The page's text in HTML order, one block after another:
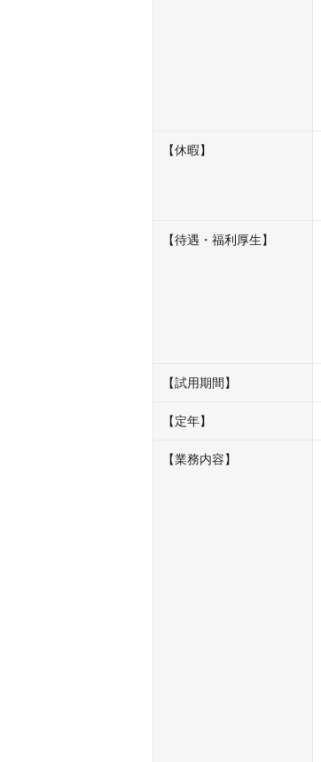
【休暇】
【待遇・福利厚生】
【試用期間】
【定年】
【業務内容】